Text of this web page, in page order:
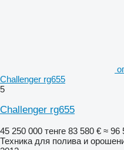
Challenger rg655
5
Challenger rg655
45 250 000 тенге 83 580 € ≈ 96
Техника для полива и